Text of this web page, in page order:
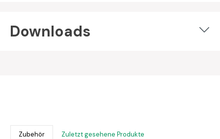
Downloads
Zubehör Zuletzt gesehene Produkte